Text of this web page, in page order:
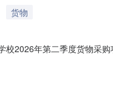
货物
校2026年第二季度货物采